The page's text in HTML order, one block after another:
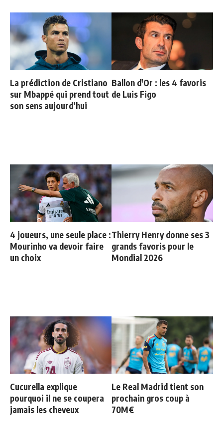
La prédiction de Cristiano
sur Mbappé qui prend tout
son sens aujourd’hui
Ballon d'Or : les 4 favoris
de Luis Figo
4 joueurs, une seule place :
Mourinho va devoir faire
un choix
Thierry Henry donne ses 3
grands favoris pour le
Mondial 2026
Cucurella explique
pourquoi il ne se coupera
jamais les cheveux
Le Real Madrid tient son
prochain gros coup à
70M€